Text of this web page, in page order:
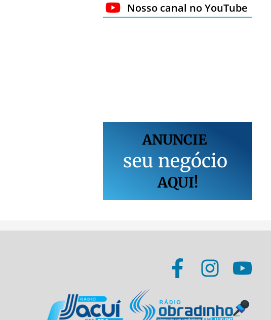
Nosso canal no YouTube
ANUNCIE
seu negócio
AQUI!